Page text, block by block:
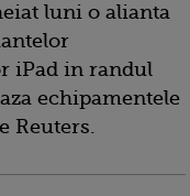
luni o alianta
iPad in randul
echipamentele
Reuters.